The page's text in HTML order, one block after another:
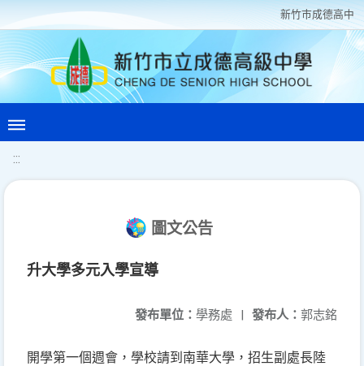
新竹巿成德高中
:::
圖文公告
升大學多元入學宣導
發布人： 郭志銘
發布單位： 學務處 |
開學第一個週會，學校請到南華大學，招生副處長陸